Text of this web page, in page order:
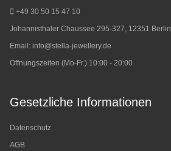
+49 30 50 15 47 10
Johannisthaler Chaussee 295-327, 12351 Berlin
Email: info@stella-jewellery.de
Öffnungszeiten (Mo-Fr.) 10:00 - 20:00
Gesetzliche Informationen
Datenschutz
AGB